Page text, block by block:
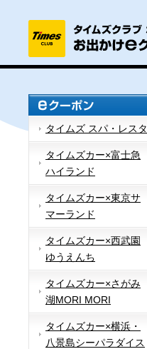
タイムズ スパ・レスタ
タイムズカー×富士急
ハイランド
タイムズカー×東京サ
マーランド
タイムズカー×西武園
ゆうえんち
タイムズカー×さがみ
湖MORI MORI
タイムズカー×横浜・
八景島シーパラダイス